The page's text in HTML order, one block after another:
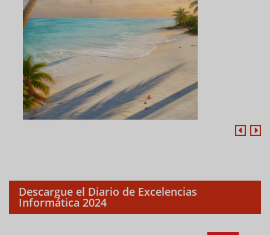
Descargue el Diario de Excelencias
Informática 2024